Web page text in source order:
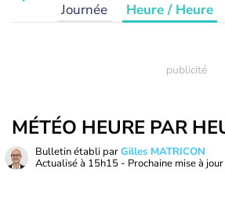
Journée Heure / Heure
MÉTÉO HEURE PAR
Bulletin établi parGilles MATRICON
Actualisé à 15h15 - Prochaine mise à jour